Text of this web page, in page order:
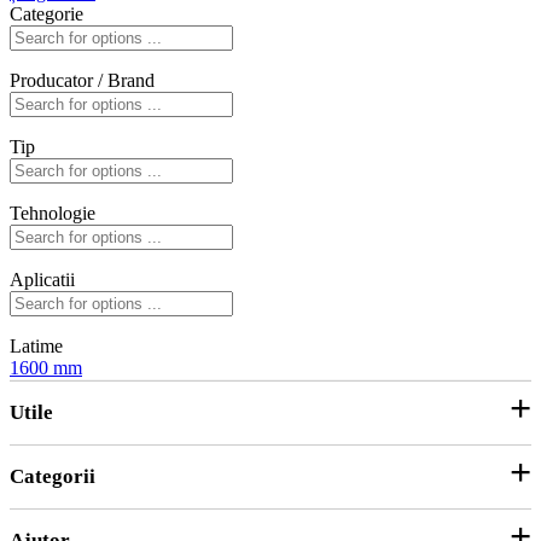
Categorie
Producator / Brand
Tip
Tehnologie
Aplicatii
Latime
1600 mm
Utile
Parteneri
Categorii